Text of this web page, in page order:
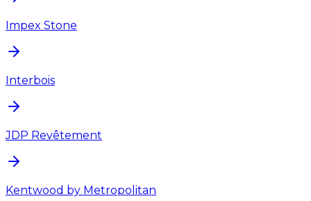
Impex Stone
Interbois
JDP Revêtement
Kentwood by Metropolitan